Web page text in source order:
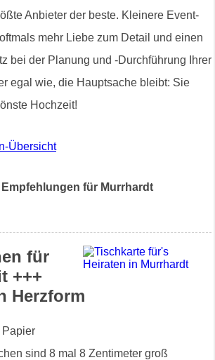
Anbieter der beste. Kleinere Event-
mehr Liebe zum Detail und einen
bei der Planung und -Durchführung Ihrer
egal wie, die Hauptsache bleibt: Sie
Hochzeit!
Übersicht
für Murrhardt
für
+++
Herzform
Papier
sind 8 mal 8 Zentimeter groß